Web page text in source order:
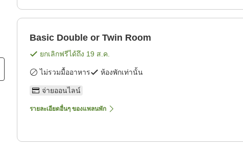
Basic Double or Twin Room
ยกเลิกฟรีได้ถึง 19 ส.ค.
ไม่รวมมื้ออาหาร ห้องพักเท่านั้น
จ่ายออนไลน์
รายละเอียดอื่นๆ ของแพลนพัก